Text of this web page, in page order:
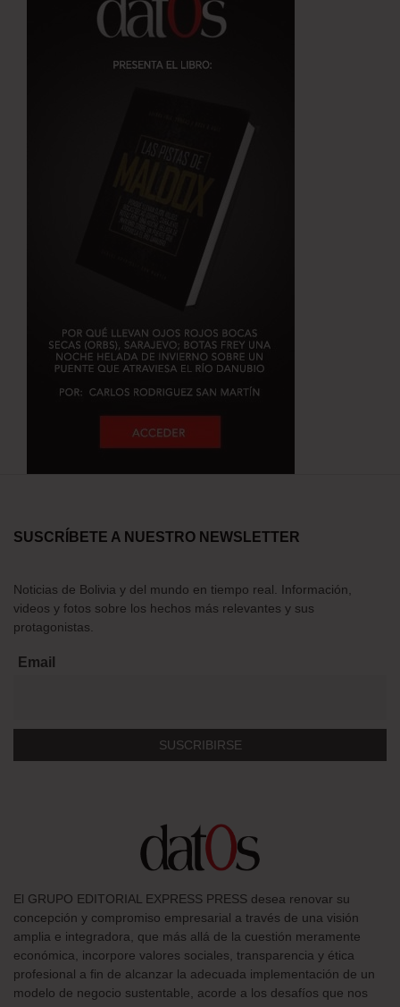
SUSCRÍBETE A NUESTRO NEWSLETTER
Noticias de Bolivia y del mundo en tiempo real. Información,
videos y fotos sobre los hechos más relevantes y sus
protagonistas.
Email
El GRUPO EDITORIAL EXPRESS PRESS desea renovar su
concepción y compromiso empresarial a través de una visión
amplia e integradora, que más allá de la cuestión meramente
económica, incorpore valores sociales, transparencia y ética
profesional a fin de alcanzar la adecuada implementación de un
modelo de negocio sustentable, acorde a los desafíos que nos